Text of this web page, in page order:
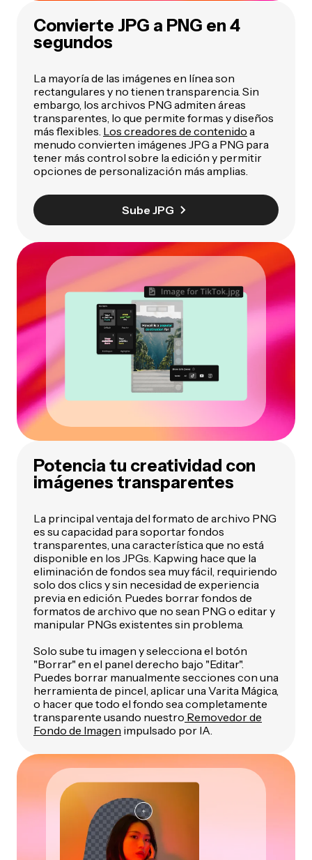
Convierte JPG a PNG en 4
segundos
La mayoría de las imágenes en línea son
rectangulares y no tienen transparencia. Sin
embargo, los archivos PNG admiten áreas
transparentes, lo que permite formas y diseños
más flexibles. Los creadores de contenido a
menudo convierten imágenes JPG a PNG para
tener más control sobre la edición y permitir
opciones de personalización más amplias.
Sube JPG
Potencia tu creatividad con
imágenes transparentes
La principal ventaja del formato de archivo PNG
es su capacidad para soportar fondos
transparentes, una característica que no está
disponible en los JPGs. Kapwing hace que la
eliminación de fondos sea muy fácil, requiriendo
solo dos clics y sin necesidad de experiencia
previa en edición. Puedes borrar fondos de
formatos de archivo que no sean PNG o editar y
manipular PNGs existentes sin problema.
Solo sube tu imagen y selecciona el botón
"Borrar" en el panel derecho bajo "Editar".
Puedes borrar manualmente secciones con una
herramienta de pincel, aplicar una Varita Mágica,
o hacer que todo el fondo sea completamente
transparente usando nuestro Removedor de
Fondo de Imagen impulsado por IA.